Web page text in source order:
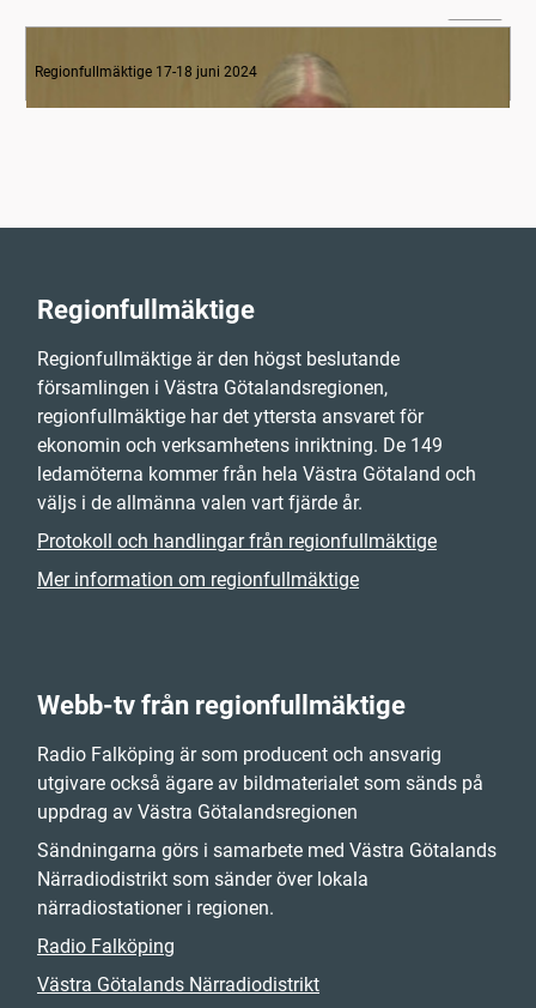
Regionfullmäktige 17-18 juni 2024
Regionfullmäktige
Regionfullmäktige är den högst beslutande
församlingen i Västra Götalandsregionen,
regionfullmäktige har det yttersta ansvaret för
ekonomin och verksamhetens inriktning. De 149
ledamöterna kommer från hela Västra Götaland och
väljs i de allmänna valen vart fjärde år.
Protokoll och handlingar från regionfullmäktige
Mer information om regionfullmäktige
Webb-tv från regionfullmäktige
Radio Falköping är som producent och ansvarig
utgivare också ägare av bildmaterialet som sänds på
uppdrag av Västra Götalandsregionen
Sändningarna görs i samarbete med Västra Götalands
Närradiodistrikt som sänder över lokala
närradiostationer i regionen.
Radio Falköping
Västra Götalands Närradiodistrikt